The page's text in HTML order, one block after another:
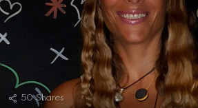
50 Shares